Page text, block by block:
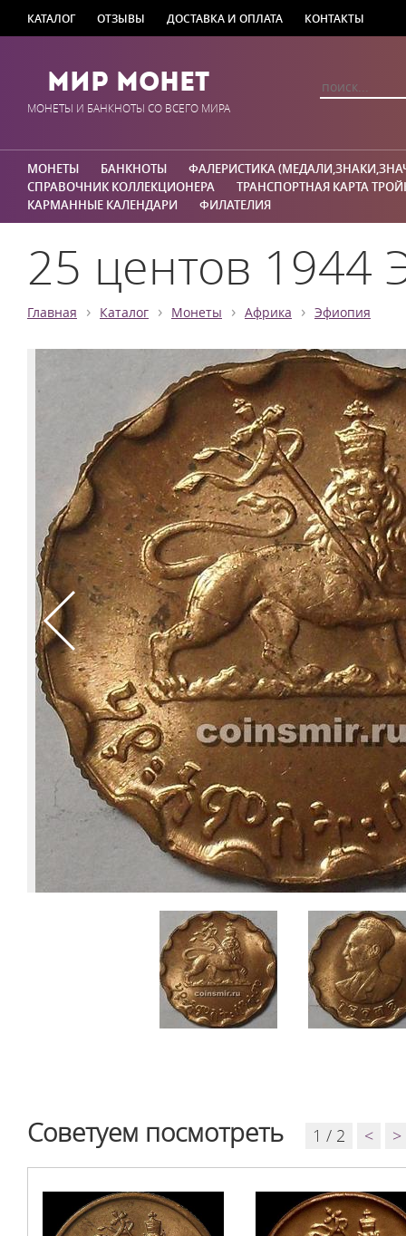
КАТАЛОГ ОТЗЫВЫ ДОСТАВКА И ОПЛАТА КОНТАКТЫ
Мир Монет
МОНЕТЫ И БАНКНОТЫ СО ВСЕГО МИРА
МОНЕТЫ БАНКНОТЫ
ФАЛЕРИСТИКА
СПРАВОЧНИК КОЛЛЕКЦИОНЕРА
ТРАНСПОРТНАЯ КАРТА
КАРМАННЫЕ КАЛЕНДАРИ
ФИЛАТЕЛИЯ
25 центов 1944
Главная › Каталог › Монеты › Африка › Эфиопия
Советуем посмотреть 1 / 2 < >